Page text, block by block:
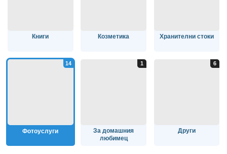
Книги Козметика Хранителни стоки
Фотоуслуги
За домашния
любимец
Други